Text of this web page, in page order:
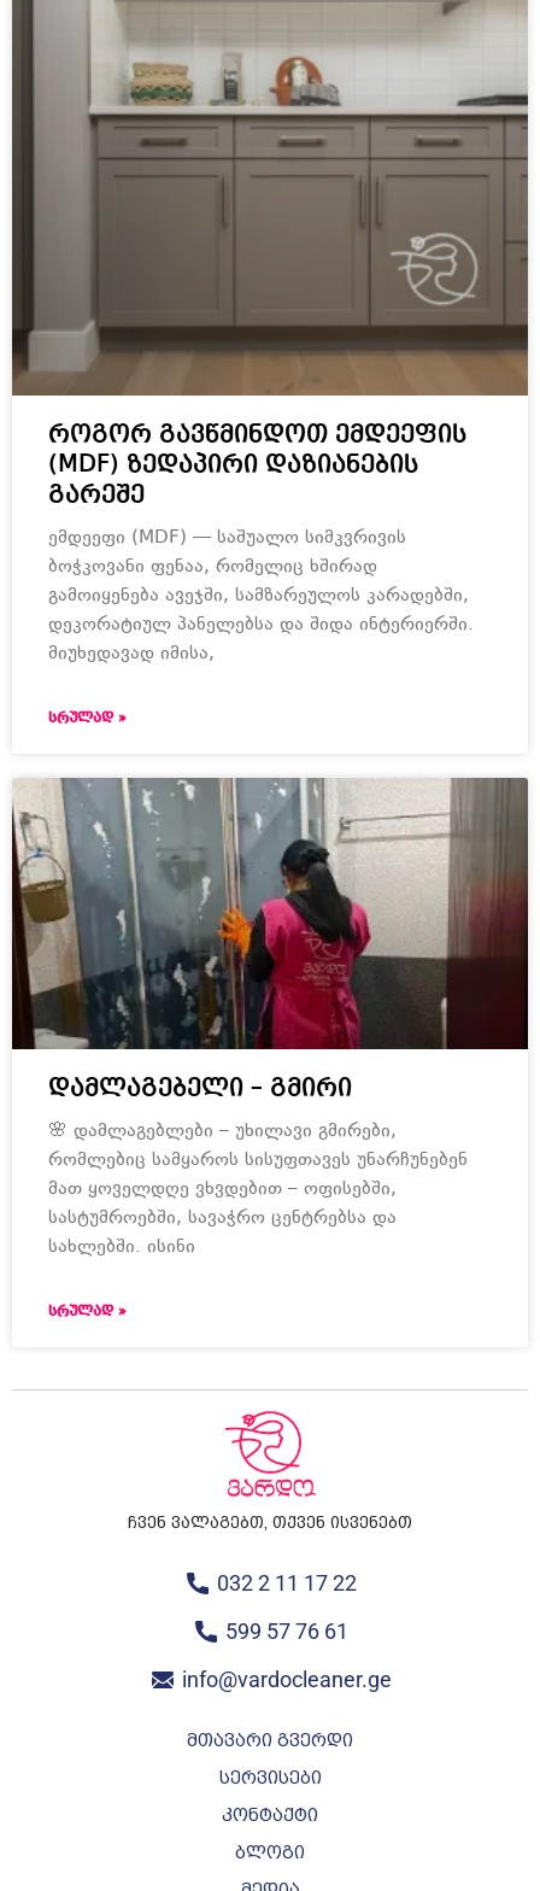
როგორ გავწმინდოთ ემდეეფის
(MDF) ზედაპირი დაზიანების
გარეშე
ემდეეფი (MDF) — საშუალო სიმკვრივის
ბოჭკოვანი ფენაა, რომელიც ხშირად
გამოიყენება ავეჯში, სამზარეულოს კარადებში,
დეკორატიულ პანელებსა და შიდა ინტერიერში.
მიუხედავად იმისა,
ᲡᲠᲣᲚᲐᲓ »
დამლაგებელი – გმირი
🌸 დამლაგებლები – უხილავი გმირები,
რომლებიც სამყაროს სისუფთავეს უნარჩუნებენ
მათ ყოველდღე ვხვდებით – ოფისებში,
სასტუმროებში, სავაჭრო ცენტრებსა და
სახლებში. ისინი
ᲡᲠᲣᲚᲐᲓ »
ჩვენ ვალაგებთ, თქვენ ისვენებთ
032 2 11 17 22
599 57 76 61
info@vardocleaner.ge
მთავარი გვერდი
სერვისები
კონტაქტი
ბლოგი